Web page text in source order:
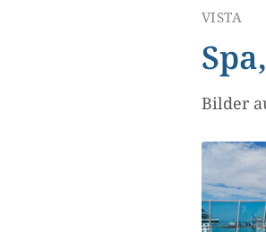
VISTA
Bilder